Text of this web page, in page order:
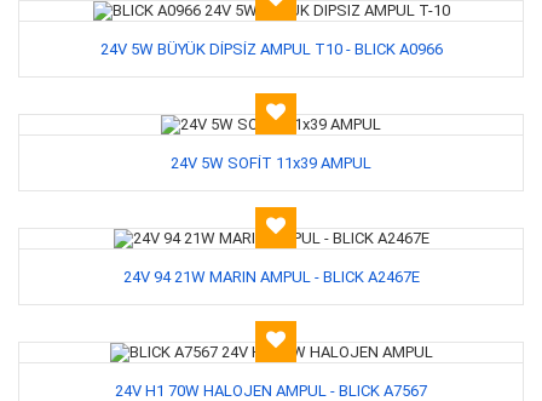
24V 5W BÜYÜK DİPSİZ AMPUL T10 - BLICK A0966
24V 5W SOFİT 11x39 AMPUL
24V 94 21W MARIN AMPUL - BLICK A2467E
24V H1 70W HALOJEN AMPUL - BLICK A7567